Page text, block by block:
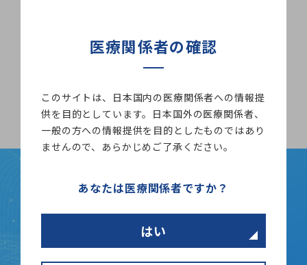
お問い合わせ
医療関係者の確認
このサイトは、日本国内の医療関係者への情報提
供を目的としています。日本国外の医療関係者、
一般の方への情報提供を目的としたものではあり
ませんので、あらかじめご了承ください。
あなたは医療関係者ですか？
はい